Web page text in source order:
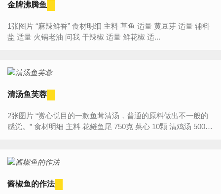
金牌沸腾鱼
1张图片 “麻辣鲜香” 食材明细 主料 草鱼 适量 黄豆芽 适量 辅料
盐 适量 火锅老油 问我 干辣椒 适量 鲜花椒 适...
清汤鱼芙蓉
2张图片 “赏心悦目的一款鱼茸清汤，普通的原料做出不一般的
感觉。” 食材明细 主料 花鲢鱼尾 750克 菜心 10颗 清鸡汤 500克
酱椒鱼的作法